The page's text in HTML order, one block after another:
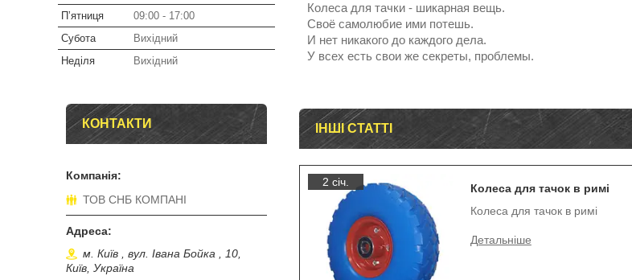
Колеса для тачки - шикарная вещь.
Своё самолюбие ими потешь.
И нет никакого до каждого дела.
У всех есть свои же секреты, проблемы.
ІНШІ СТАТТІ
2 січ.
Колеса для тачок в римі
Колеса для тачок в римі
Пʼятниця
09:00
17:00
Субота
Вихідний
Неділя
Вихідний
КОНТАКТИ
ТОВ СНБ КОМПАНІ
м. Київ , вул. Івана Бойка , 10,
Київ, Україна